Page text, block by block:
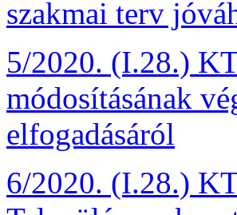
szakmai terv
5/2020. (I.28.)
módosításának
elfogadásáról
6/2020. (I.28.)